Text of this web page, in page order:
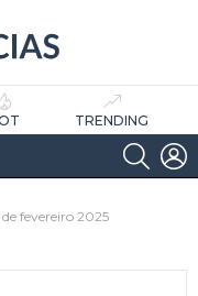
TRENDING
fevereiro 2025